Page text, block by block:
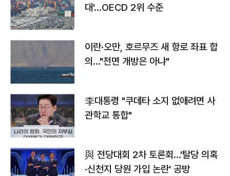
대'…OECD 2위 수준
이란·오만, 호르무즈 새 항로 좌표 합
의…"전면 개방은 아냐"
李대통령 "쿠데타 소지 없애려면 사
관학교 통합"
與 전당대회 2차 토론회…'탈당 의혹
·신천지 당원 가입 논란' 공방